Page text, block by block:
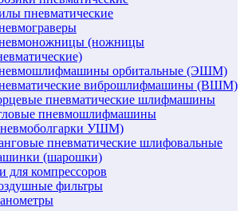
пневматические
(ножницы
орбитальные (ЭШМ)
виброшлифмашины (ВШМ)
пневматические шлифмашины
пневмошлифмашины
УШМ)
пневматические шлифовальные
(шарошки)
для компрессоров
фильтры